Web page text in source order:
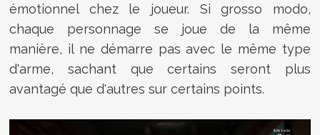
émotionnel chez le joueur. Si grosso modo,
chaque personnage se joue de la même
manière, il ne démarre pas avec le même type
d'arme, sachant que certains seront plus
avantagé que d'autres sur certains points.